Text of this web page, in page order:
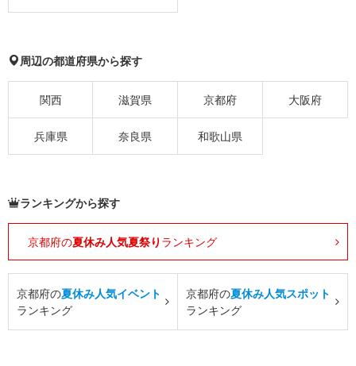
周辺の都道府県から探す
関西 滋賀県 京都府 大阪府
兵庫県 奈良県 和歌山県
ランキングから探す
京都府の夏休み人気夏祭り ランキング
京都府の夏休み人気イベント
ランキング
京都府の夏休み人気スポット
ランキング